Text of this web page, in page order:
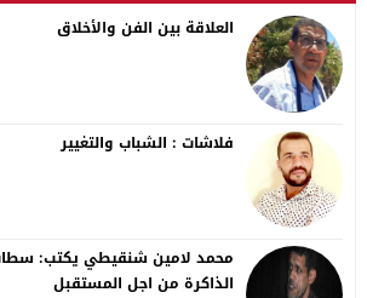
العلاقة بين الفن والأخلاق
فلاشات : الشباب والتغيير
محمد لامين شنقيطي يكتب:
الذاكرة من اجل المستقبل